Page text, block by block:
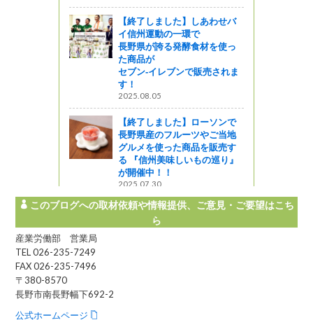
【終了しました】しあわせバ
イ信州運動の一環で
長野県が誇る発酵食材を使っ
た商品が
セブン‐イレブンで販売されま
す！
2025.08.05
【終了しました】ローソンで
長野県産のフルーツやご当地
グルメを使った商品を販売す
る 『信州美味しいもの巡り』
が開催中！！
2025.07.30
このブログへの取材依頼や情報提供、ご意見・ご要望はこち
ら
産業労働部 営業局
TEL 026-235-7249
FAX 026-235-7496
〒380-8570
長野市南長野幅下692-2
公式ホームページ